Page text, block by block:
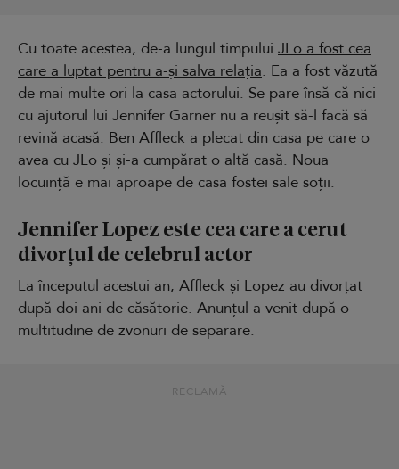
Cu toate acestea, de-a lungul timpului JLo a fost cea
care a luptat pentru a-și salva relația. Ea a fost văzută
de mai multe ori la casa actorului. Se pare însă că nici
cu ajutorul lui Jennifer Garner nu a reușit să-l facă să
revină acasă. Ben Affleck a plecat din casa pe care o
avea cu JLo și și-a cumpărat o altă casă. Noua
locuință e mai aproape de casa fostei sale soții.
Jennifer Lopez este cea care a cerut
divorțul de celebrul actor
La începutul acestui an, Affleck și Lopez au divorțat
după doi ani de căsătorie. Anunțul a venit după o
multitudine de zvonuri de separare.
RECLAMĂ